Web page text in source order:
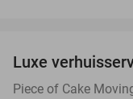
Luxe
Piece of Cake